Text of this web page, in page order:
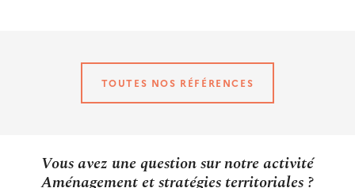
TOUTES NOS RÉFÉRENCES
Vous avez une question sur notre activité
Aménagement et stratégies territoriales ?